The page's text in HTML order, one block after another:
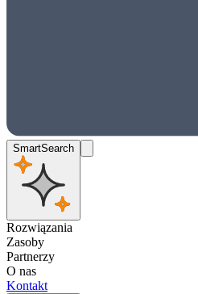
SmartSearch
Rozwiązania
Zasoby
Partnerzy
O nas
Kontakt